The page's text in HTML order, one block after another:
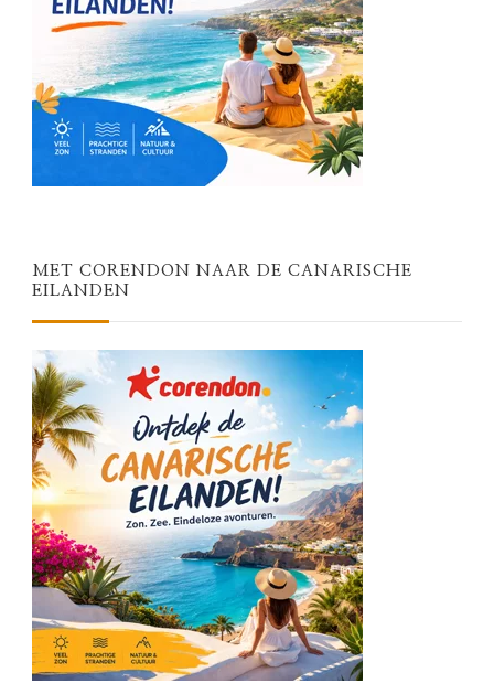
MET CORENDON NAAR DE CANARISCHE
EILANDEN